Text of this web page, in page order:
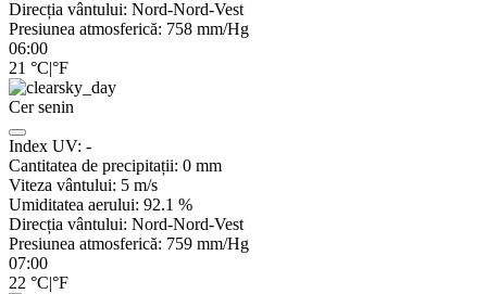
Direcția vântului: Nord-Nord-Vest
Presiunea atmosferică: 758 mm/Hg
06:00
21 °C|°F
Cer senin
Index UV: -
Cantitatea de precipitații: 0 mm
Viteza vântului: 5 m/s
Umiditatea aerului: 92.1 %
Direcția vântului: Nord-Nord-Vest
Presiunea atmosferică: 759 mm/Hg
07:00
22 °C|°F